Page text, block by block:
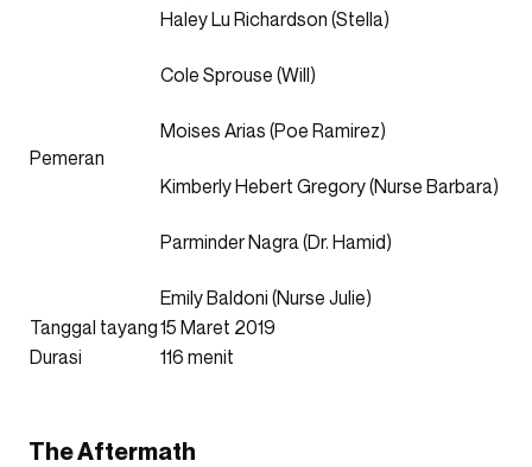
Pemeran
Haley Lu Richardson (Stella)
Cole Sprouse (Will)
Moises Arias (Poe Ramirez)
Kimberly Hebert Gregory (Nurse Barbara)
Parminder Nagra (Dr. Hamid)
Emily Baldoni (Nurse Julie)
Tanggal tayang15 Maret 2019
Durasi
116 menit
The Aftermath